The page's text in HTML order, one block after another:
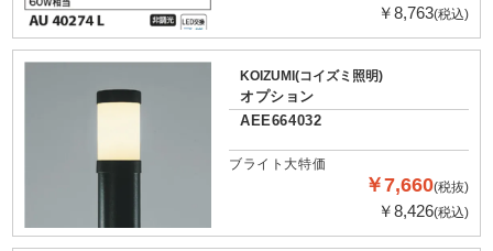
￥8,763(税込)
KOIZUMI(コイズミ照明)
オプション
AEE664032
ブライト大特価
￥7,660(税抜)
￥8,426(税込)